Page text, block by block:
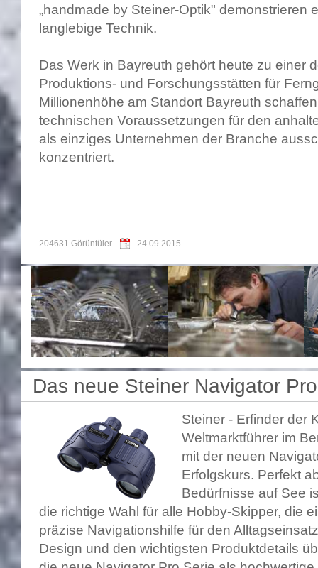
„handmade by Steiner-Optik" demonstrieren
langlebige Technik.
Das Werk in Bayreuth gehört heute zu einer
Produktions- und Forschungsstätten für
Millionenhöhe am Standort Bayreuth
technischen Voraussetzungen für den
als einziges Unternehmen der Branche
konzentriert.
204631 Görüntüler 24.09.2015
Das neue Steiner Navigator Pro
Steiner - Erfinder der
Weltmarktführer im
mit der neuen
Erfolgskurs. Perfekt
Bedürfnisse auf See
die richtige Wahl für alle Hobby-Skipper, die
präzise Navigationshilfe für den
Design und den wichtigsten Produktdetails